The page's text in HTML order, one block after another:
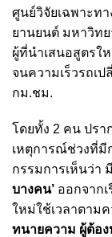
ศูนย์วิจัยเฉพาะท
ยานยนต์ มหาวิท
ผู้ที่นำเสนอสูตรใ
จนความเร็วรถเ
กม.ชม.
โดยทั้ง 2 คน ปรา
เหตุการณ์ช่วงที่มี
กรรมการเห็นว่า
บางคน’ ออกจาก
ใหม่ใช้เวลาตาม
ทนายความ ผู้ต้อ